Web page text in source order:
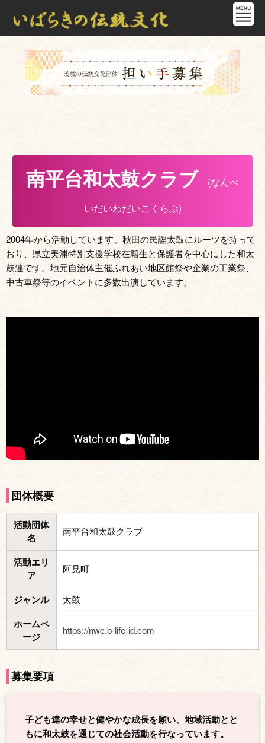
南平台和太鼓クラブ
(なんぺ
いだいわだいこくらぶ)
2004年から活動しています。秋田の民謡太鼓にルーツを持って
おり、県立美浦特別支援学校在籍生と保護者を中心にした和太
鼓連です。地元自治体主催ふれあい地区館祭や企業の工業祭、
中古車祭等のイベントに多数出演しています。
団体概要
活動団体
名
南平台和太鼓クラブ
活動エリ
ア
阿見町
ジャンル 太鼓
ホームペ
ージ
https://nwc.b-life-id.com
募集要項
子ども達の幸せと健やかな成長を願い、地域活動とと
もに和太鼓を通じての社会活動を行なっています。